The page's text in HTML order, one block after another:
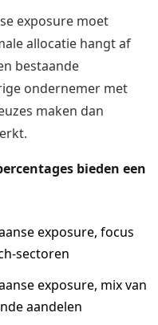
exposure moet
allocatie hangt af
bestaande
ondernemer met
maken dan
bieden een
exposure, focus
sectoren
exposure, mix van
aandelen